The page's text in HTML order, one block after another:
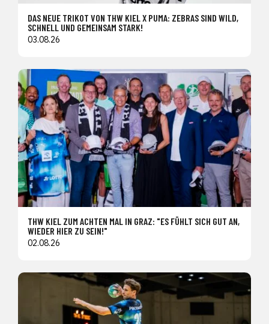
DAS NEUE TRIKOT VON THW KIEL X PUMA: ZEBRAS SIND WILD,
SCHNELL UND GEMEINSAM STARK!
03.08.26
THW KIEL ZUM ACHTEN MAL IN GRAZ: "ES FÜHLT SICH GUT AN,
WIEDER HIER ZU SEIN!"
02.08.26